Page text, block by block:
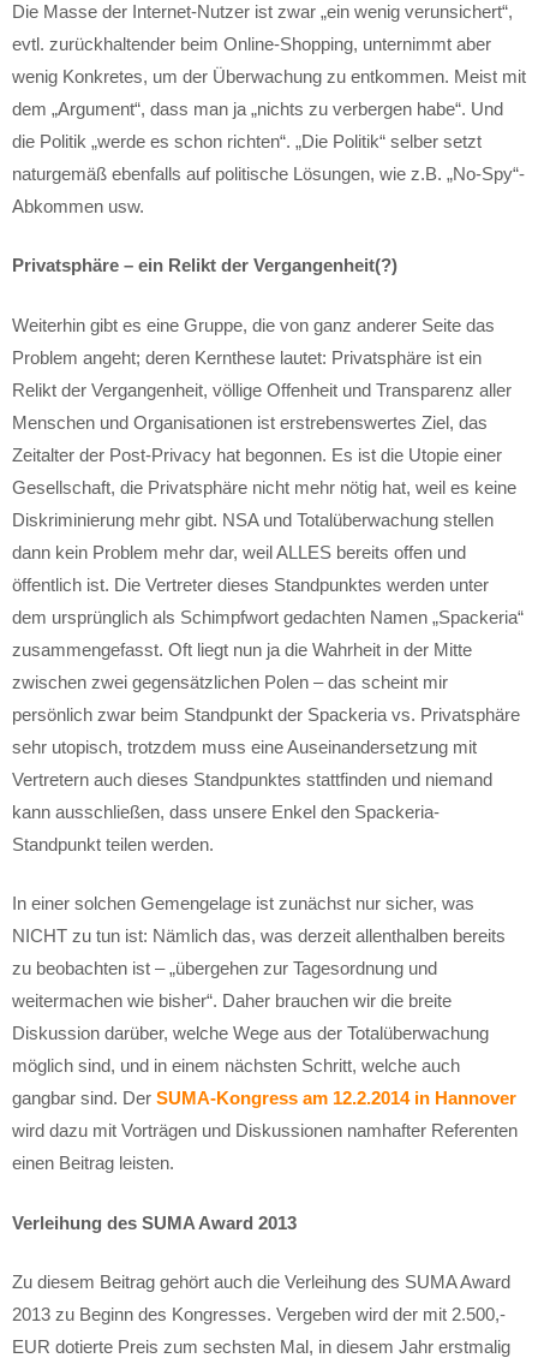
Die Masse der Internet-Nutzer ist zwar „ein wenig verunsichert“,
evtl. zurückhaltender beim Online-Shopping, unternimmt aber
wenig Konkretes, um der Überwachung zu entkommen. Meist mit
dem „Argument“, dass man ja „nichts zu verbergen habe“. Und
die Politik „werde es schon richten“. „Die Politik“ selber setzt
naturgemäß ebenfalls auf politische Lösungen, wie z.B. „No-Spy“-
Abkommen usw.
Privatsphäre – ein Relikt der Vergangenheit(?)
Weiterhin gibt es eine Gruppe, die von ganz anderer Seite das
Problem angeht; deren Kernthese lautet: Privatsphäre ist ein
Relikt der Vergangenheit, völlige Offenheit und Transparenz aller
Menschen und Organisationen ist erstrebenswertes Ziel, das
Zeitalter der Post-Privacy hat begonnen. Es ist die Utopie einer
Gesellschaft, die Privatsphäre nicht mehr nötig hat, weil es keine
Diskriminierung mehr gibt. NSA und Totalüberwachung stellen
dann kein Problem mehr dar, weil ALLES bereits offen und
öffentlich ist. Die Vertreter dieses Standpunktes werden unter
dem ursprünglich als Schimpfwort gedachten Namen „Spackeria“
zusammengefasst. Oft liegt nun ja die Wahrheit in der Mitte
zwischen zwei gegensätzlichen Polen – das scheint mir
persönlich zwar beim Standpunkt der Spackeria vs. Privatsphäre
sehr utopisch, trotzdem muss eine Auseinandersetzung mit
Vertretern auch dieses Standpunktes stattfinden und niemand
kann ausschließen, dass unsere Enkel den Spackeria-
Standpunkt teilen werden.
In einer solchen Gemengelage ist zunächst nur sicher, was
NICHT zu tun ist: Nämlich das, was derzeit allenthalben bereits
zu beobachten ist – „übergehen zur Tagesordnung und
weitermachen wie bisher“. Daher brauchen wir die breite
Diskussion darüber, welche Wege aus der Totalüberwachung
möglich sind, und in einem nächsten Schritt, welche auch
gangbar sind. Der SUMA-Kongress am 12.2.2014 in Hannover
wird dazu mit Vorträgen und Diskussionen namhafter Referenten
einen Beitrag leisten.
Verleihung des SUMA Award 2013
Zu diesem Beitrag gehört auch die Verleihung des SUMA Award
2013 zu Beginn des Kongresses. Vergeben wird der mit 2.500,-
EUR dotierte Preis zum sechsten Mal, in diesem Jahr erstmalig